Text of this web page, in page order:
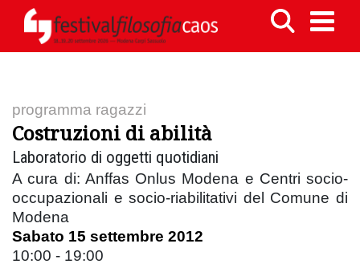
programma ragazzi
Costruzioni di abilità
Laboratorio di oggetti quotidiani
A cura di: Anffas Onlus Modena e Centri socio-
occupazionali e socio-riabilitativi del Comune di
Modena
Sabato 15 settembre 2012
10:00 - 19:00